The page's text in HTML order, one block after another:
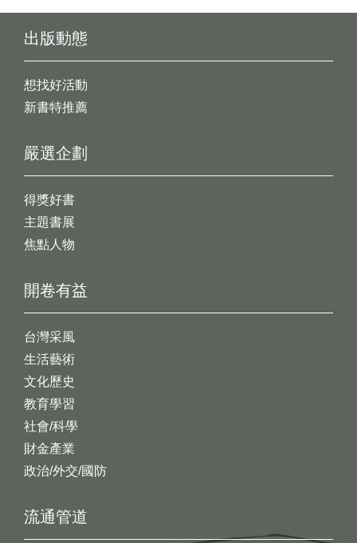
出版動態
想找好活動
新書特推薦
開卷有益
台灣采風
生活藝術
文化歷史
教育學習
社會/科學
財金產業
政治/外交/國防
嚴選企劃
得獎好書
主題書展
焦點人物
流通管道